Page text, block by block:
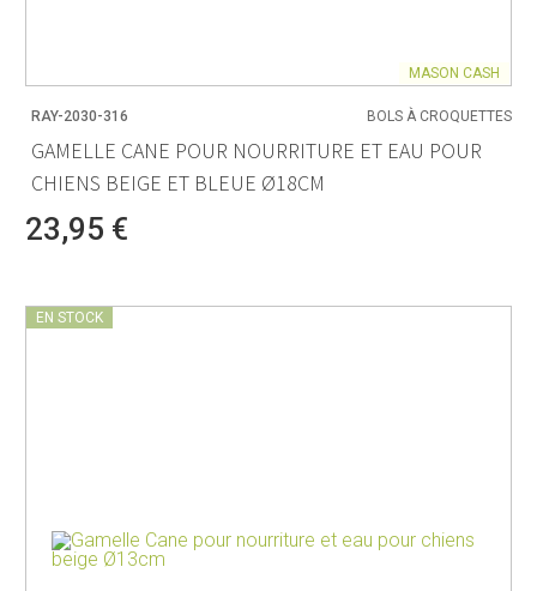
MASON CASH
RAY-2030-316 BOLS À CROQUETTES
GAMELLE CANE POUR NOURRITURE ET EAU POUR
CHIENS BEIGE ET BLEUE Ø18CM
23,95 €
EN STOCK